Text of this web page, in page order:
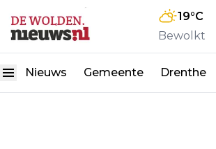
19°C
Bewolkt
Nieuws Gemeente Drenthe